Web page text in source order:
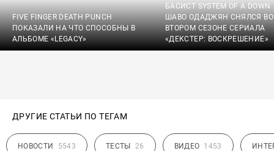
FIVE FINGER DEATH PUNCH
ПОКАЗАЛИ НА ЧТО СПОСОБНЫ В
АЛЬБОМЕ «LEGACY»
БАСИСТ SYSTEM OF A DOWN
ШАВО ОДАДЖЯН СНЯЛСЯ ВО
ВТОРОМ СЕЗОНЕ СЕРИАЛА
«ДЕКСТЕР: ВОСКРЕШЕНИЕ»
ДРУГИЕ СТАТЬИ ПО ТЕГАМ
НОВОСТИ 5543 ТЕСТЫ 26 ВИДЕО 1453